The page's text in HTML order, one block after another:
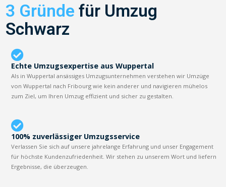
3 Gründe für Umzug
Schwarz
Echte Umzugsexpertise aus Wuppertal
Als in Wuppertal ansässiges Umzugsunternehmen verstehen wir Umzüge
von Wuppertal nach Fribourg wie kein anderer und navigieren mühelos
zum Ziel, um Ihren Umzug effizient und sicher zu gestalten.
100% zuverlässiger Umzugsservice
Verlassen Sie sich auf unsere jahrelange Erfahrung und unser Engagement
für höchste Kundenzufriedenheit. Wir stehen zu unserem Wort und liefern
Ergebnisse, die überzeugen.